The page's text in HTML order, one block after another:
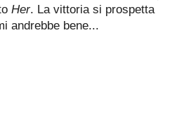
Her. La vittoria si prospetta
andrebbe bene...